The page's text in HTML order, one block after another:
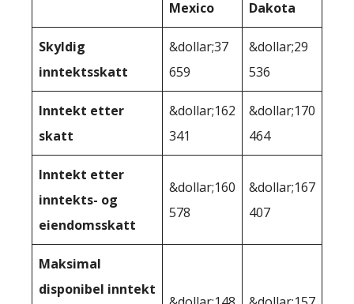
Mexico Dakota
Skyldig
inntektsskatt
&dollar;37
659
&dollar;29
536
Inntekt etter
skatt
&dollar;162
341
&dollar;170
464
Inntekt etter
inntekts- og
eiendomsskatt
&dollar;160
578
&dollar;167
407
Maksimal
disponibel inntekt